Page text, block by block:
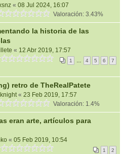
« 08 Jul 2024, 16:07
Valoración: 3.43%
la historia de las
« 12 Abr 2019, 17:57
1 4 5 6 7
retro de TheRealPatete
« 23 Feb 2019, 17:57
Valoración: 1.4%
eran arte, artículos para
« 05 Feb 2019, 10:54
1 2